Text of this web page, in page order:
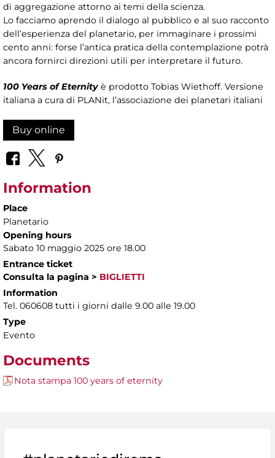
di aggregazione attorno ai temi della scienza.
Lo facciamo aprendo il dialogo al pubblico e al suo racconto
dell’esperienza del planetario, per immaginare i prossimi
cento anni: forse l’antica pratica della contemplazione potrà
ancora fornirci direzioni utili per interpretare il futuro.
100 Years of Eternityè prodotto Tobias Wiethoff. Versione
italiana a cura di PLANit, l’associazione dei planetari italiani
Buy online
Information
Place
Planetario
Opening hours
Sabato 10 maggio 2025 ore 18.00
Entrance ticket
Consulta la pagina > BIGLIETTI
Information
Tel. 060608 tutti i giorni dalle 9.00 alle 19.00
Type
Evento
Documents
Nota stampa 100 years of eternity